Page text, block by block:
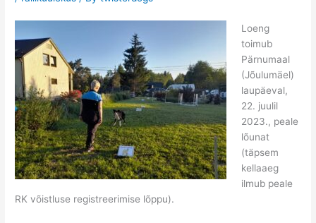
Loeng
toimub
Pärnumaal
(Jõulumäel)
laupäeval,
22. juulil
2023., peale
lõunat
(täpsem
kellaaeg
ilmub peale
RK võistluse registreerimise lõppu).